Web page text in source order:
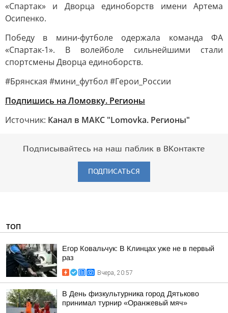
«Спартак» и Дворца единоборств имени Артема
Осипенко.
Победу в мини-футболе одержала команда ФА
«Спартак-1». В волейболе сильнейшими стали
спортсмены Дворца единоборств.
#Брянская #мини_футбол #Герои_России
Подпишись на Ломовку. Регионы
Источник: Канал в МАКС "Lomovka. Регионы"
Подписывайтесь на наш паблик в ВКонтакте
ПОДПИСАТЬСЯ
ТОП
Егор Ковальчук: В Клинцах уже не в первый
раз
Вчера, 20:57
В День физкультурника город Дятьково
принимал турнир «Оранжевый мяч»